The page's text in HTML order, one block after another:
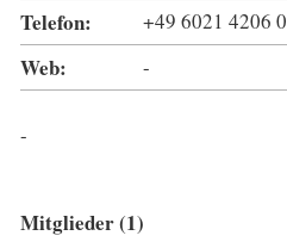
Telefon: +49 6021 4206 0
Web: -
-
Mitglieder (1)